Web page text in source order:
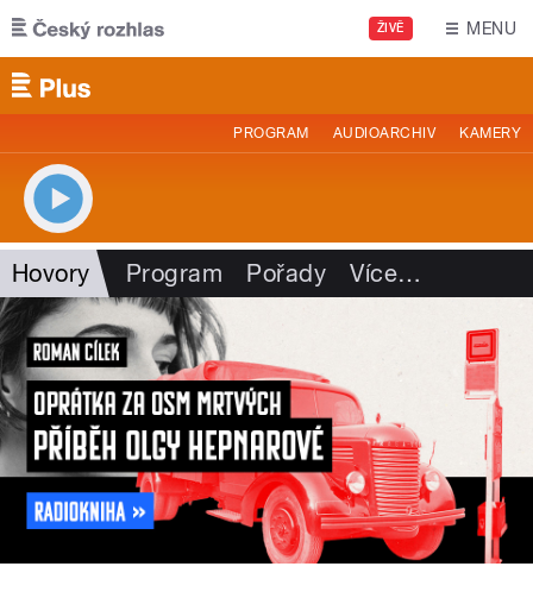
Přejít k hlavnímu obsahu
ŽIVĚ MENU
PROGRAM AUDIOARCHIV KAMERY
Hovory Program Pořady Více…